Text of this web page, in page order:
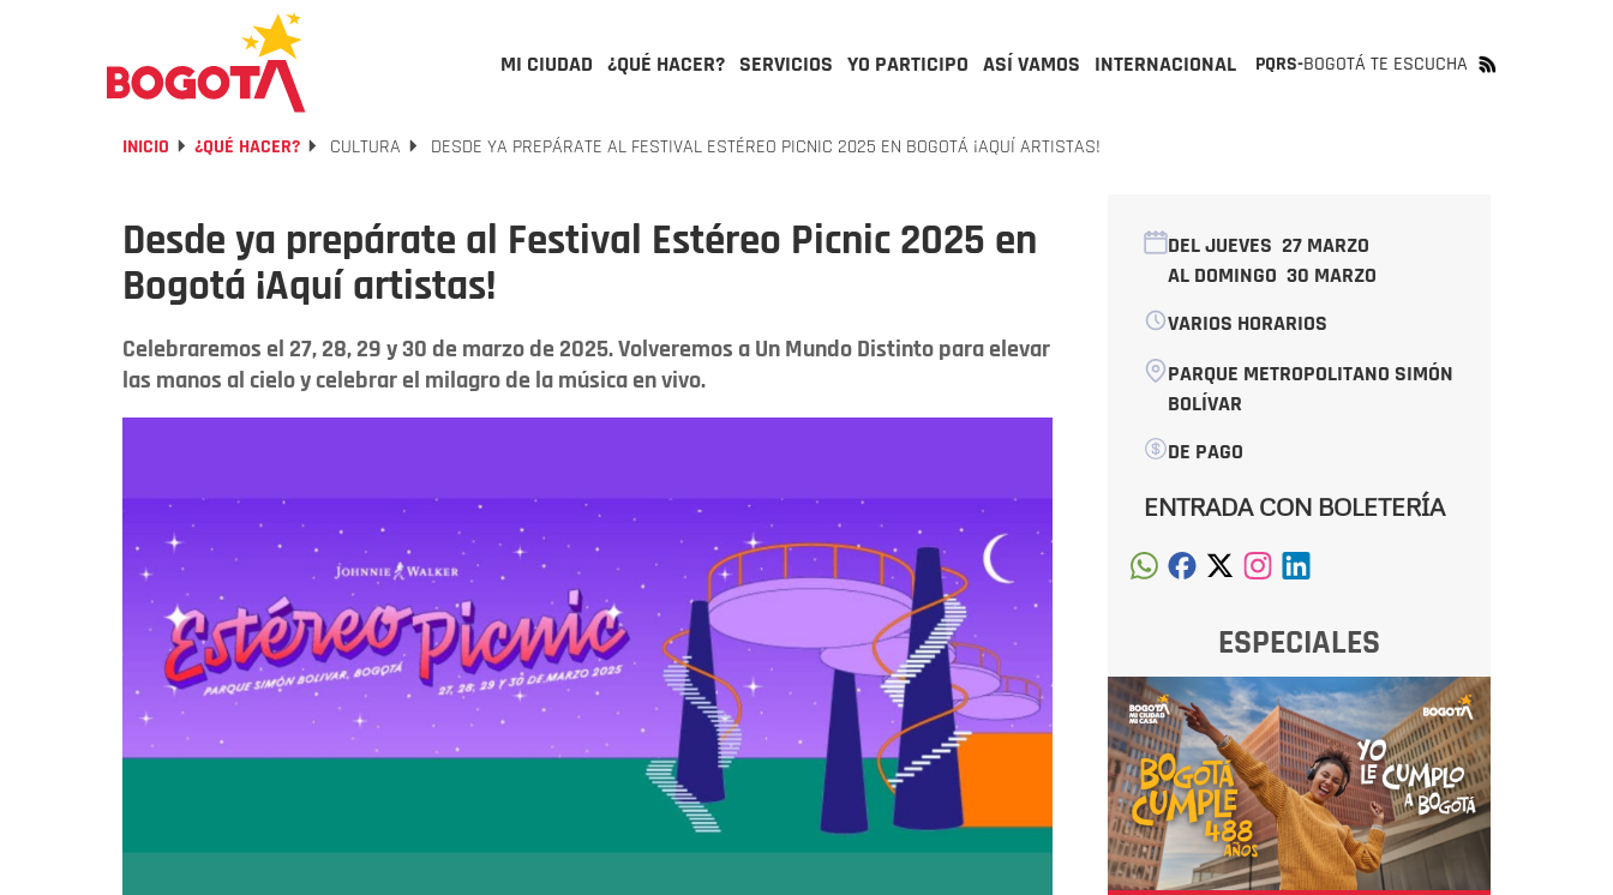
MI CIUDAD ¿QUÉ HACER? SERVICIOS YO PARTICIPO ASÍ VAMOS INTERNACIONAL PQRS-BOGOTÁ TE ESCUCHA
INICIO ¿QUÉ HACER? CULTURA DESDE YA PREPÁRATE AL FESTIVAL ESTÉREO PICNIC 2025 EN BOGOTÁ ¡AQUÍ ARTISTAS!
Desde ya prepárate al Festival Estéreo Picnic 2025 en
Bogotá ¡Aquí artistas!
Celebraremos el 27, 28, 29 y 30 de marzo de 2025. Volveremos a Un Mundo Distinto para elevar
las manos al cielo y celebrar el milagro de la música en vivo.
DEL JUEVES 27 MARZO
AL DOMINGO 30 MARZO
VARIOS HORARIOS
PARQUE METROPOLITANO SIMÓN
BOLÍVAR
DE PAGO
ENTRADA CON BOLETERÍA
ESPECIALES